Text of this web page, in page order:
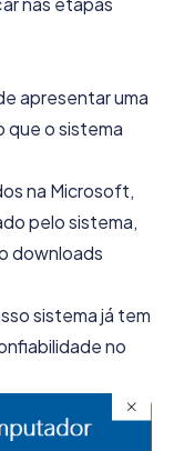
apresentar uma
que o sistema
na Microsoft,
pelo sistema,
downloads
sistema já tem
no